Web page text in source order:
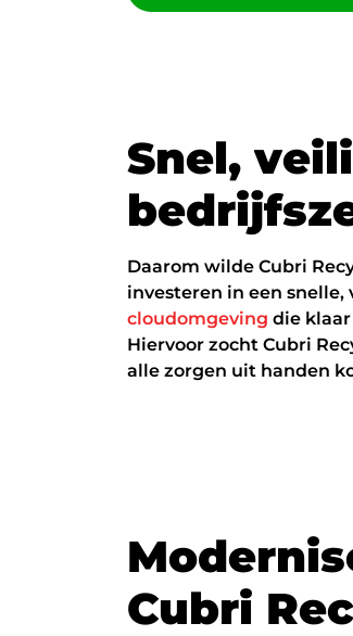
Snel, veili
bedrijfsz
Daarom wilde Cubri
investeren in een
cloudomgeving die
Hiervoor zocht Cubri
alle zorgen uit handen
Modernis
Cubri Rec